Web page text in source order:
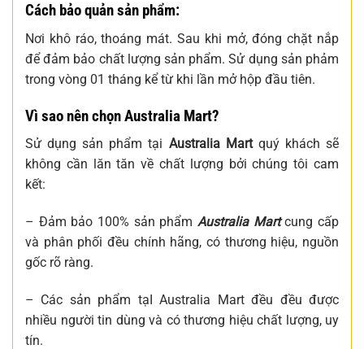
Cách bảo quản sản phẩm:
Nơi khô ráo, thoáng mát. Sau khi mở, đóng chặt nắp
để đảm bảo chất lượng sản phẩm. Sử dụng sản phảm
trong vòng 01 tháng kể từ khi lần mở hộp đầu tiên.
Vì sao nên chọn Australia Mart?
Sử dụng sản phẩm tại Australia Martquý khách sẽ
không cần lăn tăn về chất lượng bởi chúng tôi cam
kết:
– Đảm bảo 100% sản phẩm Australia Martcung cấp
và phân phối đều chính hãng, có thương hiệu, nguồn
gốc rõ ràng.
– Các sản phẩm tạI Australia Mart đều đều được
nhiều người tin dùng và có thương hiệu chất lượng, uy
tín.